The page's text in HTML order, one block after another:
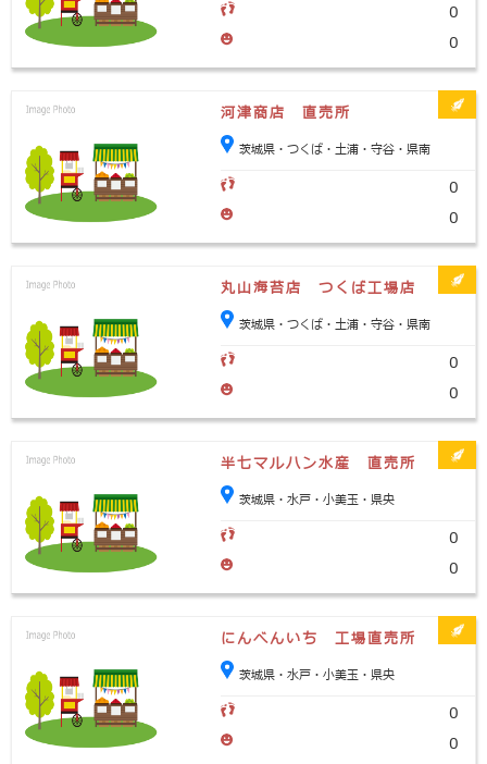
0
0
河津商店 直売所
茨城県・つくば・土浦・守谷・県南
0
0
丸山海苔店 つくば工場店
茨城県・つくば・土浦・守谷・県南
0
0
半七マルハン水産 直売所
茨城県・水戸・小美玉・県央
0
0
にんべんいち 工場直売所
茨城県・水戸・小美玉・県央
0
0